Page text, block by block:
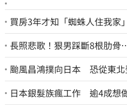
買房3年才知「蜘蛛人住我家
長照悲歌！狠男踩斷8根肋骨
颱風昌鴻撲向日本 恐從東北
日本銀髮族瘋工作 逾4成想